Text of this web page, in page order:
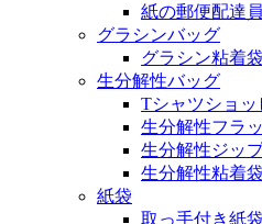
紙の郵便配達員
グラシンバッグ
グラシン粘着袋
生分解性バッグ
Tシャツショ
生分解性フラ
生分解性ジッ
生分解性粘着袋
紙袋
取っ手付き紙袋